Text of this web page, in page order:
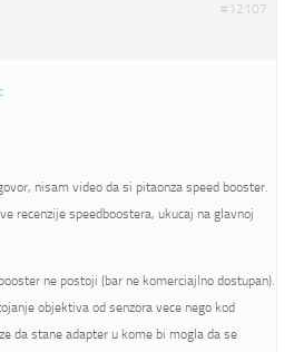
#12107
nisam video da si pitaonza speed booster.
recenzije speedboostera, ukucaj na glavnoj
ne postoji (bar ne komerciajlno dostupan).
objektiva od senzora vece nego kod
da stane adapter u kome bi mogla da se